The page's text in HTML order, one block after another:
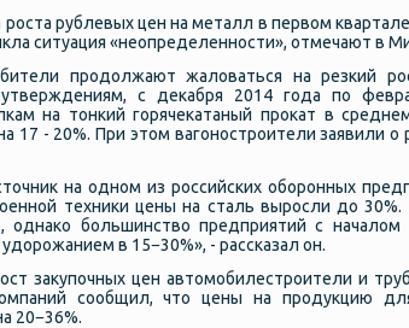
роста рублевых цен на металл в первом
ситуация «неопределенности», отмечают в
продолжают жаловаться на резкий
с декабря 2014 года по
на тонкий горячекатаный прокат в
17 - 20%. При этом вагоностроители заявили о
на одном из российских оборонных
техники цены на сталь выросли до
однако большинство предприятий с началом
в 15−30%», - рассказал он.
закупочных цен автомобилестроители и
сообщил, что цены на продукцию
20−36%.